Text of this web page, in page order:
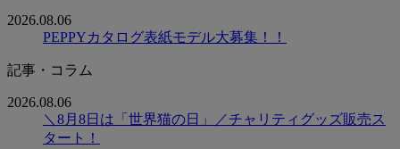
2026.08.06
PEPPYカタログ表紙モデル大募集！！
記事・コラム
2026.08.06
＼8月8日は「世界猫の日」／チャリティグッズ販売ス
タート！